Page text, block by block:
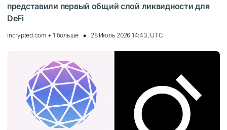
представили первый общий слой ликвидности для
DeFi
incrypted.com + 1 больше 28 Июль 2026 14:43, UTC